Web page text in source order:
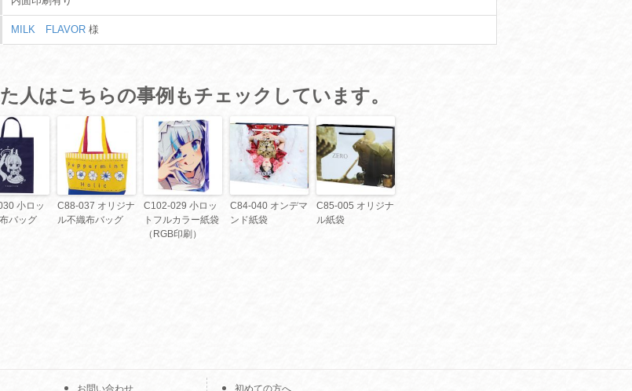
MILK FLAVOR 様
人はこちらの事例もチェックしています。
小ロッ
バッグ
C88-037 オリジナ
ル不織布バッグ
C102-029 小ロッ
トフルカラー紙袋
（RGB印刷）
C84-040 オンデマ
ンド紙袋
C85-005 オリジナ
ル紙袋
お問い合わせ 初めての方へ